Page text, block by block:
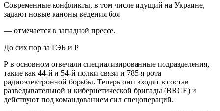
Современные конфликты, в том числе идущий на Украине,
задают новые каноны ведения боя
— отмечается в западной прессе.
До сих пор за РЭБ и Р
Р в основном отвечали специализированные подразделения,
такие как 44-й и 54-й полки связи и 785-я рота
радиоэлектронной борьбы. Теперь они входят в состав
разведывательной и кибернетической бригады (BRCE) и
действуют под командованием сил спецопераций.